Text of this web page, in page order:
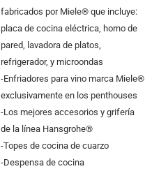
fabricados por Miele® que incluye:
placa de cocina eléctrica, horno de
pared, lavadora de platos,
refrigerador, y microondas
-Enfriadores para vino marca Miele®
exclusivamente en los penthouses
-Los mejores accesorios y grifería
de la línea Hansgrohe®
-Topes de cocina de cuarzo
-Despensa de cocina